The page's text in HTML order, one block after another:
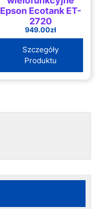
Epson Ecotank ET-
2720
949.00zł
Szczegóły
Produktu